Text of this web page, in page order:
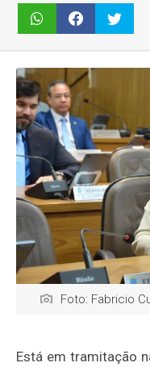
Foto: Fabricio
Está em tramitação